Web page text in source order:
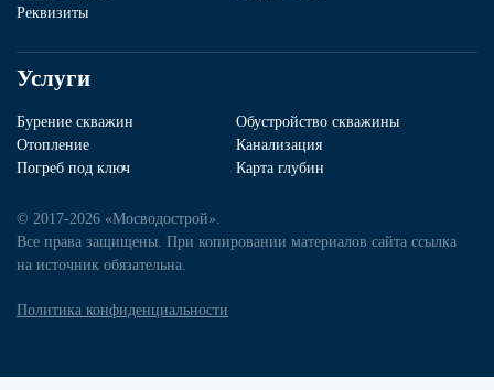
Реквизиты
Услуги
Бурение скважин
Обустройство скважины
Отопление
Канализация
Погреб под ключ
Карта глубин
© 2017-2026 «Мосводострой».
Все права защищены. При копировании материалов сайта ссылка
на источник обязательна.
Политика конфиденциальности